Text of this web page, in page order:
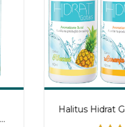
Halitus Hidrat